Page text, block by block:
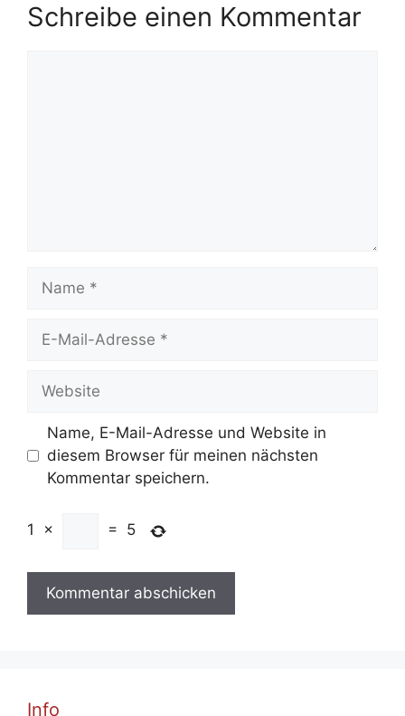
Schreibe einen Kommentar
Name
Website
Name, E-Mail-Adresse und Website in
diesem Browser für meinen nächsten
Kommentar speichern.
1 × = 5
Info